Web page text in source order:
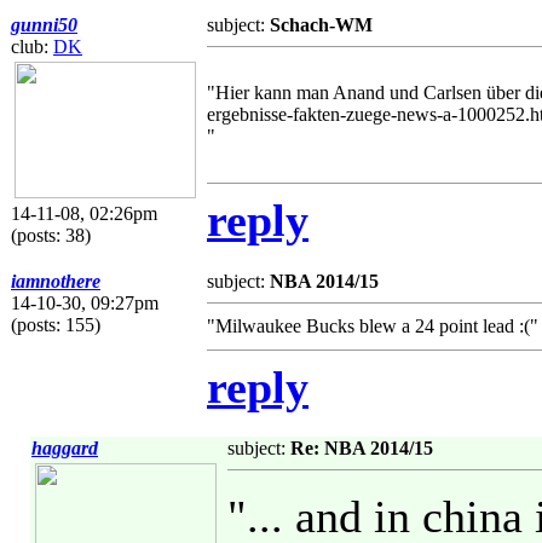
gunni50
club: DK
14-11-08, 02:26pm
(posts: 38)
subject: Schach-WM
"Hier kann man Anand und Carlsen über
ergebnisse-fakten-zuege-news-a-
"
reply
iamnothere
14-10-30, 09:27pm
(posts: 155)
subject: NBA 2014/15
"Milwaukee Bucks blew a 24 point lead :("
reply
haggard subject: Re: NBA 2014/15
"... and in china